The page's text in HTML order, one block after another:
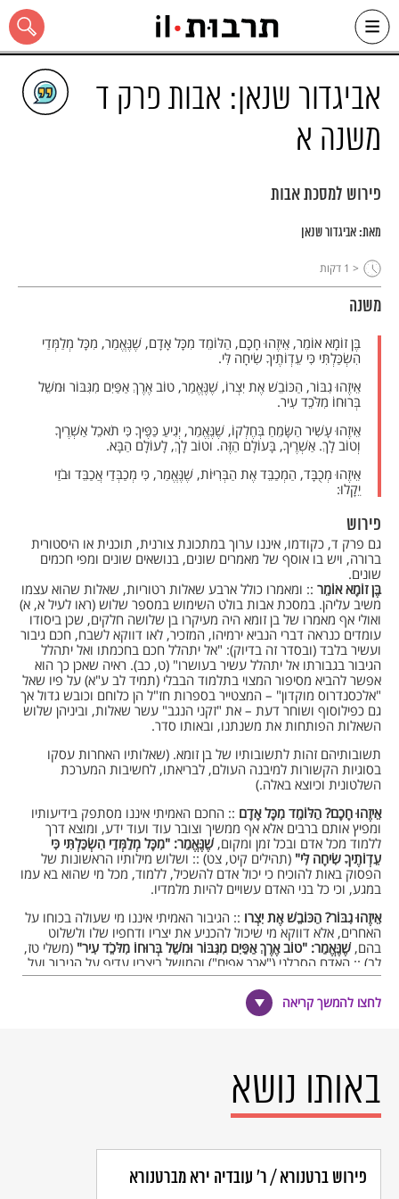
Skip
content
כל האתר
אביגדור שנאן: אבות פרק ד
משנה א
פירוש למסכת אבות
מאת:אביגדור שנאן
< 1 דקות
משנה
בֶּן זוֹמָא אוֹמֵר, אֵיזֶהוּ חָכָם, הַלּוֹמֵד מִכָּל אָדָם, שֶׁנֶּאֱמַר, מִכָּל מְלַמְּדַי
הִשְׂכַּלְתִּי כִּי עֵדְוֹתֶיךָ שִׂיחָה לִּי.
אֵיזֶהוּ גִבּוֹר, הַכּוֹבֵשׁ אֶת יִצְרוֹ, שֶׁנֶּאֱמַר, טוֹב אֶרֶךְ אַפַּיִם מִגִּבּוֹר וּמשֵׁל
בְּרוּחוֹ מִלֹּכֵד עִיר.
אֵיזֶהוּ עָשִׁיר הַשָּׂמֵחַ בְּחֶלְקוֹ, שֶׁנֶּאֱמַר, יְגִיעַ כַּפֶּיךָ כִּי תֹאכֵל אַשְׁרֶיךָ
וְטוֹב לָךְ. אַשְׁרֶיךָ, בָּעוֹלָם הַזֶּה. וטוֹב לָךְ, לָעוֹלָם הַבָּא.
אֵיזֶהוּ מְכֻבָּד, הַמְכַבֵּד אֶת הַבְּרִיּוֹת, שֶׁנֶּאֱמַר, כִּי מְכַבְּדַי אֲכַבֵּד וּבֹזַי
יֵקָלוּ:
פירוש
גם פרק ד, כקודמו, איננו ערוך במתכונת צורנית, תוכנית או היסטורית
ברורה, ויש בו אוסף של מאמרים שונים, בנושאים שונים ומפי חכמים
שונים.
בֶּן זוֹמָא אוֹמֵר :: ומאמרו כולל ארבע שאלות רטוריות, שאלות שהוא עצמו
משיב עליהן. במסכת אבות בולט השימוש במספר שלוש (ראו לעיל א, א)
ואולי אף מאמרו של בן זומא היה מעיקרו בן שלושה חלקים, שכן ביסודו
עומדים כנראה דברי הנביא ירמיהו, המזכיר, לאו דווקא לשבח, חכם גיבור
ועשיר בלבד (ובסדר זה בדיוק): "אל יתהלל חכם בחכמתו ואל יתהלל
הגיבור בגבורתו אל יתהלל עשיר בעושרו" (ט, כב). ראיה שאכן כך הוא
אפשר להביא מסיפור המצוי בתלמוד הבבלי (תמיד לב ע"א) על פיו שאל
"אלכסנדרוס מוקדון" – המצטייר בספרות חז"ל הן כלוחם וכובש גדול אך
גם כפילוסוף ושוחר דעת – את "זקני הנגב" עשר שאלות, וביניהן שלוש
השאלות הפותחות את משנתנו, ובאותו סדר.
תשובותיהם זהות לתשובותיו של בן זומא. (שאלותיו האחרות עסקו
בסוגיות הקשורות למיבנה העולם, לבריאתו, לחשיבות המערכת
השלטונית וכיוצא באלה.)
אֵיזֶהוּ חָכָם? הַלּוֹמֵד מִכָּל אָדָם :: החכם האמיתי איננו מסתפק בידיעותיו
ומפיץ אותם ברבים אלא אף ממשיך וצובר עוד ועוד ידע, ומוצא דרך
ללמוד מכל אדם ובכל זמן ומקום,שֶׁנֶּאֱמַר: "מִכָּל מְלַמְּדַי הִשְׂכַּלְתִּי כִּי
עֵדְוֹתֶיךָ שִׂיחָה לִּי" (תהילים קיט, צט) :: ושלוש מילותיו הראשונות של
הפסוק באות להוכיח כי יכול אדם להשכיל, ללמוד, מכל מי שהוא בא עמו
במגע, וכי כל בני האדם עשויים להיות מלמדיו.
אֵיזֶהוּ גִבּוֹר? הַכּוֹבֵשׁ אֶת יִצְרו :: הגיבור האמיתי איננו מי שעולה בכוחו על
האחרים, אלא דווקא מי שיכול להכניע את יצריו ודחפיו שלו ולשלוט
בהם,שֶׁנֶּאֱמַר: "טוֹב אֶרֶךְ אַפַּיִם מִגִּבּוֹר וּמשֵׁל בְּרוּחוֹ מִלּכֵֹד עִיר" (משלי טז,
לב) :: האדם הסבלני ("ארך אפים") והמושל ביצריו עדיף על הגיבור ועל
מי שעושה מעשי גבורה, כגון כיבוש ערים.
אֵיזֶהוּ עָשִׁיר? הַשָּׂמֵחַ בְּחֶלְקו:: העשיר האמיתי איננו מי שצובר עוד ועוד
רכוש, אלא דווקא מי שדי לו במה שרכש,
ונדרש כעוסק בשתי תקופות שונות בחיי האדם (אך ראוי להעיר כי
דרשה זו חסרה מהרבה נוסחים טובים של המסכת): "אַשְׁרֶיך" בָּעוֹלָם
הַזֶּה, "וְטוֹב לָךְ" לָעוֹלָם הַבָּא.
הענו והמכיר בערך עצמו.שֶׁנֶּאֱמַר: "כִּי מְכַבְּדַי אֲכַבֵּד וּבזַֹי יֵקָלוּ"
ב, ל) :: ומשלוש המילים הראשונות של הפסוק, הנאמר במקורו מפי
לחצו להמשך קריאה
באותו נושא
פירוש ברטנורא / ר' עובדיה ירא מברטנורא